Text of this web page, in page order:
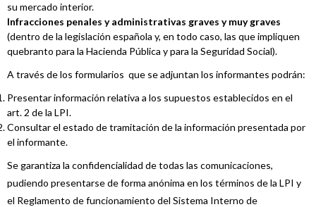
su mercado interior.
Infracciones penales y administrativas graves y muy graves
(dentro de la legislación española y, en todo caso, las que impliquen
quebranto para la Hacienda Pública y para la Seguridad Social).
A través de los formularios que se adjuntan los informantes podrán:
Presentar información relativa a los supuestos establecidos en el
art. 2 de la LPI.
Consultar el estado de tramitación de la información presentada por
el informante.
Se garantiza la confidencialidad de todas las comunicaciones,
pudiendo presentarse de forma anónima en los términos de la LPI y
el Reglamento de funcionamiento del Sistema Interno de